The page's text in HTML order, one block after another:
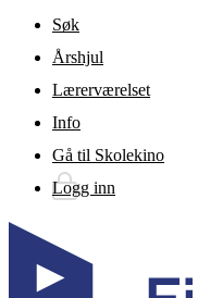
Gå til hovedinnhold
Søk
Årshjul
Lærerværelset
Info
Gå til Skolekino
Logg inn